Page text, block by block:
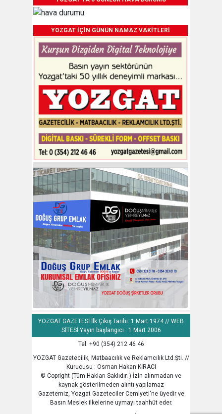
YOZGAT İÇİN GÜNÜN NAMAZ VAKİTLERİ
YOZGAT GAZETESİ İlk Çıkış Tarihi: 1 Mart 1974 // WEB
SİTESİ Yayın başlangıcı : 1 Mart 2006
Tel: +90 (354) 212 46 46
YOZGAT Gazetecilik, Matbaacılık ve Reklamcılık Ltd.Şti. //
Kurucusu : Osman Hakan KİRACI
© Copright (Tüm Hakları Saklıdır. ) İzin alınmadan ve
kaynak gösterilmeden alıntı yapılamaz
Gazetemiz, Yozgat Gazeteciler Cemiyeti'ne üyedir ve
Basın Meslek ilkelerine uymayı taahhüt eder.